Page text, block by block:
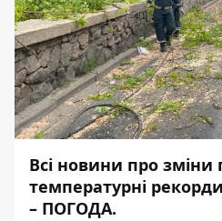
Всі новини про зміни
температурні
– ПОГОДА.